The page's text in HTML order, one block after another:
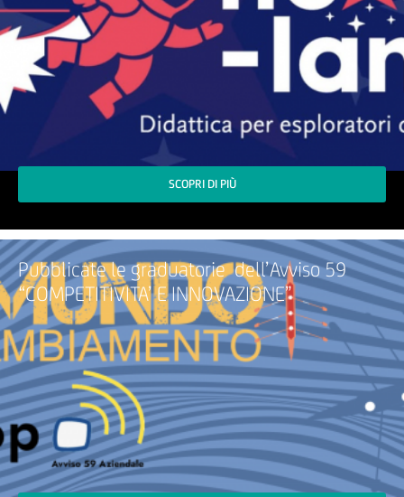
SCOPRI DI PIÙ
Pubblicate le graduatorie dell’Avviso 59
“COMPETITIVITA’ E INNOVAZIONE”